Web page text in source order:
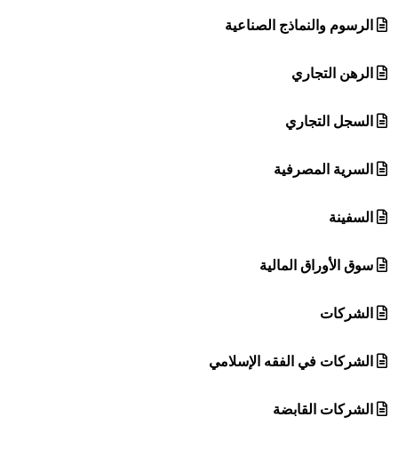
الرسوم والنماذج الصناعية
الرهن التجاري
السجل التجاري
السرية المصرفية
السفينة
سوق الأوراق المالية
الشركات
الشركات في الفقه الإسلامي
الشركات القابضة